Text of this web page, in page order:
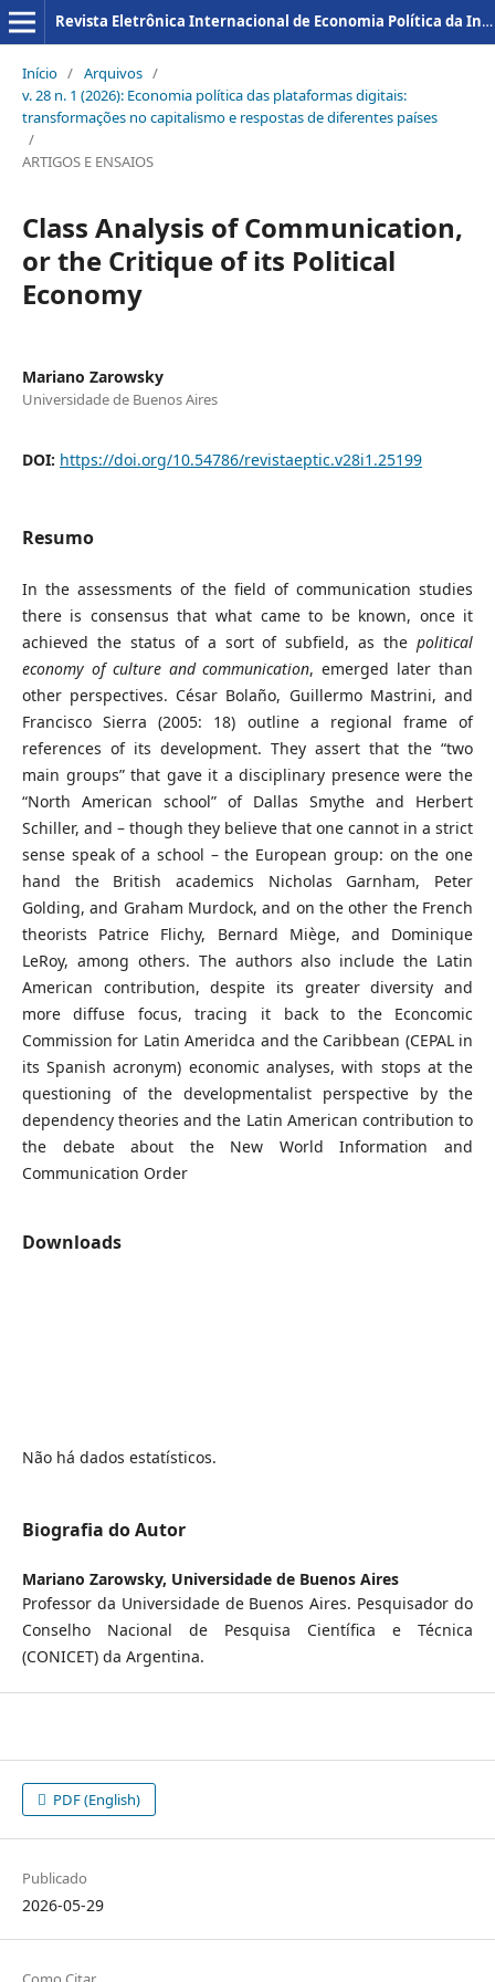
Revista Eletrônica Internacional de Economia Política da Informação da Comunicação e da Cultura
Início / Arquivos /
v. 28 n. 1 (2026): Economia política das plataformas digitais:
transformações no capitalismo e respostas de diferentes países
/
ARTIGOS E ENSAIOS
Class Analysis of Communication,
or the Critique of its Political
Economy
Mariano Zarowsky
Universidade de Buenos Aires
DOI: https://doi.org/10.54786/revistaeptic.v28i1.25199
Resumo
In the assessments of the field of communication studies
there is consensus that what came to be known, once it
achieved the status of a sort of subfield, as thepolitical
economy of culture and communication, emerged later than
other perspectives. César Bolaño, Guillermo Mastrini, and
Francisco Sierra (2005: 18) outline a regional frame of
references of its development. They assert that the “two
main groups” that gave it a disciplinary presence were the
“North American school” of Dallas Smythe and Herbert
Schiller, and – though they believe that one cannot in a strict
sense speak of a school – the European group: on the one
hand the British academics Nicholas Garnham, Peter
Golding, and Graham Murdock, and on the other the French
theorists Patrice Flichy, Bernard Miège, and Dominique
LeRoy, among others. The authors also include the Latin
American contribution, despite its greater diversity and
more diffuse focus, tracing it back to the Econcomic
Commission for Latin Ameridca and the Caribbean (CEPAL in
its Spanish acronym) economic analyses, with stops at the
questioning of the developmentalist perspective by the
dependency theories and the Latin American contribution to
the debate about the New World Information and
Communication Order
Downloads
Não há dados estatísticos.
Biografia do Autor
Mariano Zarowsky, Universidade de Buenos Aires
Professor da Universidade de Buenos Aires. Pesquisador do
Conselho Nacional de Pesquisa Científica e Técnica
(CONICET) da Argentina.
PDF (English)
Publicado
2026-05-29